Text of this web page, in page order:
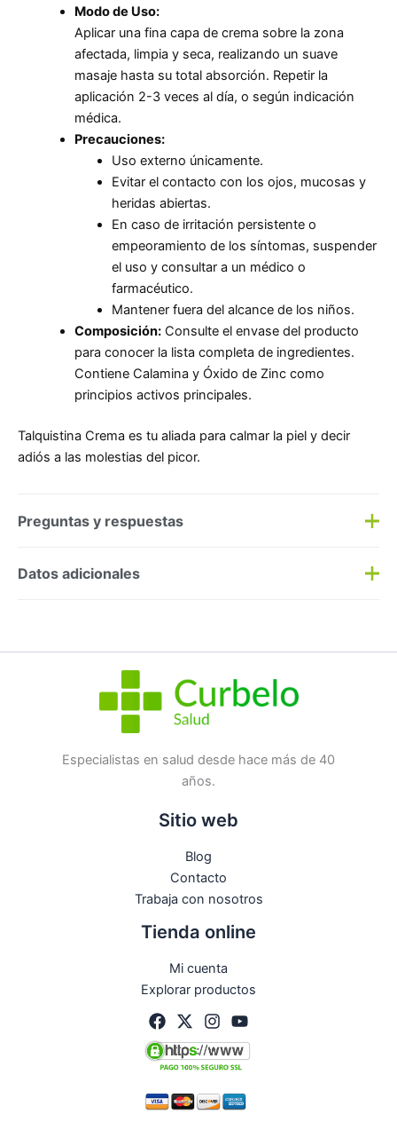
Modo de Uso:
Aplicar una fina capa de crema sobre la zona
afectada, limpia y seca, realizando un suave
masaje hasta su total absorción. Repetir la
aplicación 2-3 veces al día, o según indicación
médica.
Precauciones:
Uso externo únicamente.
Evitar el contacto con los ojos, mucosas y
heridas abiertas.
En caso de irritación persistente o
empeoramiento de los síntomas, suspender
el uso y consultar a un médico o
farmacéutico.
Mantener fuera del alcance de los niños.
Composición:Consulte el envase del producto
para conocer la lista completa de ingredientes.
Contiene Calamina y Óxido de Zinc como
principios activos principales.
Talquistina Crema es tu aliada para calmar la piel y decir
adiós a las molestias del picor.
Preguntas y respuestas
Preguntas y respuestas
No hay preguntas todavía
Datos adicionales
Especialistas en salud desde hace más de 40
años.
Sitio web
Blog
Contacto
Trabaja con nosotros
Tienda online
Mi cuenta
Explorar productos